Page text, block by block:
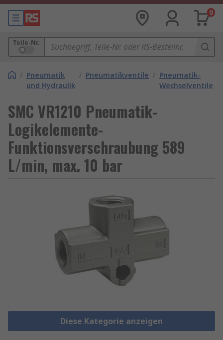
0
Teile-Nr.
/ Pneumatik
und Hydraulik
/ Pneumatikventile / Pneumatik-
Wechselventile
SMC VR1210 Pneumatik-
Logikelemente-
Funktionsverschraubung 589
L/min, max. 10 bar
Diese Kategorie anzeigen